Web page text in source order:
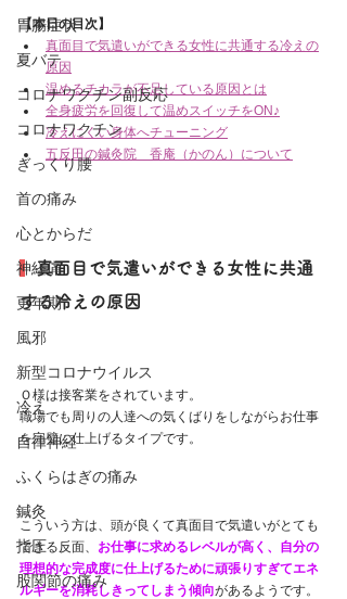
胃腸症状
夏バテ
コロナワクチン副反応
コロナワクチン
ぎっくり腰
首の痛み
心とからだ
神経痛
更年期
風邪
新型コロナウイルス
冷え
自律神経
ふくらはぎの痛み
鍼灸
指圧
股関節の痛み
【本日の目次】
真面目で気遣いができる女性に共通する冷えの
原因
温めるチカラが不足している原因とは
全身疲労を回復して温めスイッチをON♪
冷えにくい身体へチューニング
五反田の鍼灸院　香庵（かのん）について
  真面目で気遣いができる女性に共通
する冷えの原因
Ｏ様は接客業をされています。
職場でも周りの人達への気くばりをしながらお仕事
を完璧に仕上げるタイプです。
こういう方は、頭が良くて真面目で気遣いがとても
できる反面、 お仕事に求めるレベルが高く、自分の
理想的な完成度に仕上げるために頑張りすぎてエネ
ルギーを消耗しきってしまう傾向があるようです。